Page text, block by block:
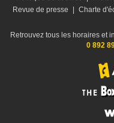
Revue de presse
Charte
Retrouvez tous les horaires et
0 892